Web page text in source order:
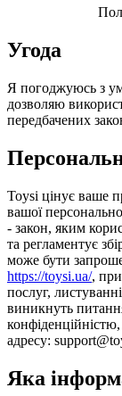
Угода
Я погоджуюсь з
дозволяю
передбачених
Toysi цінує ваше
вашої
- закон, яким
та регламентує
може бути
https://toysi.ua/, при
послуг,
виникнуть
адресу:
Яка